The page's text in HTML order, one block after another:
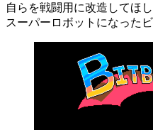
自らを戦闘用に改造してほ
スーパーロボットになった